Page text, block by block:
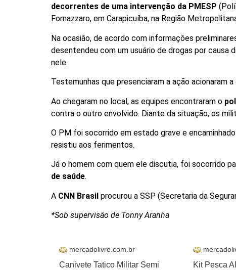
decorrentes de uma intervenção da PMESP
Fornazzaro, em Carapicuíba, na Região
Na ocasião, de acordo com informações
desentendeu com um usuário de drogas por causa
nele.
Testemunhas que presenciaram a ação acionaram
Ao chegaram no local, as equipes encontraram o
contra o outro envolvido. Diante da situação, os
O PM foi socorrido em estado grave e
resistiu aos ferimentos.
Já o homem com quem ele discutia, foi socorrido
de saúde.
A CNN Brasil procurou a SSP (Secretaria da
*Sob supervisão de Tonny Aranha
mercadolivre.com.br
Canivete Tatico Militar Semi
Kit Pesca